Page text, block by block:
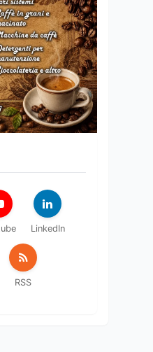
LinkedIn
RSS